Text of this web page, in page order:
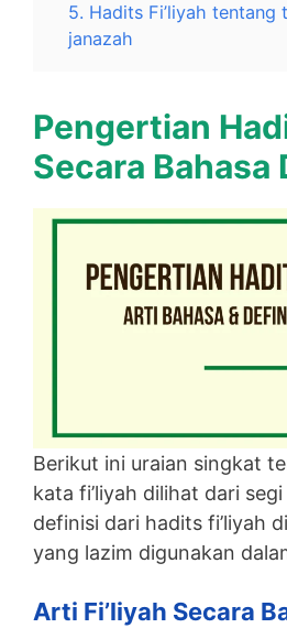
5. Hadits Fi’liyah tentang
janazah
Pengertian
Secara Bahasa
Berikut ini uraian singkat
kata fi’liyah dilihat dari
definisi dari hadits fi’liyah
yang lazim digunakan
Arti Fi’liyah Secara